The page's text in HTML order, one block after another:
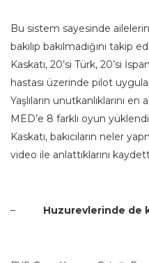
Bu sistem sayesinde ailelerin,
bakılıp bakılmadığını takip
Kaskatı, 20’si Türk, 20’si
hastası üzerinde pilot
Yaşlıların unutkanlıklarını
MED’e 8 farklı oyun
Kaskatı, bakıcıların neler
video ile anlattıklarını
– Huzurevlerinde de